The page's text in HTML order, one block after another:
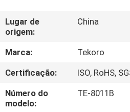
NÓS
VISITA
À
FÁBRICA
Lugar de
origem:
China
Marca:
Tekoro
Certificação:
ISO, RoHS,
Número do
modelo:
TE-8011B